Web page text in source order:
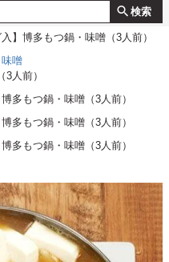
検索
入】博多もつ鍋・味噌（3人前）
噌
人前）
多もつ鍋・味噌（3人前）
多もつ鍋・味噌（3人前）
多もつ鍋・味噌（3人前）